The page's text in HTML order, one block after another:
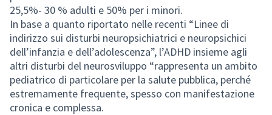
25,5%- 30 % adulti e 50% per i minori.
In base a quanto riportato nelle recenti “Linee di
indirizzo sui disturbi neuropsichiatrici e neuropsichici
dell’infanzia e dell’adolescenza”, l’ADHD insieme agli
altri disturbi del neurosviluppo “rappresenta un ambito
pediatrico di particolare per la salute pubblica, perché
estremamente frequente, spesso con manifestazione
cronica e complessa.